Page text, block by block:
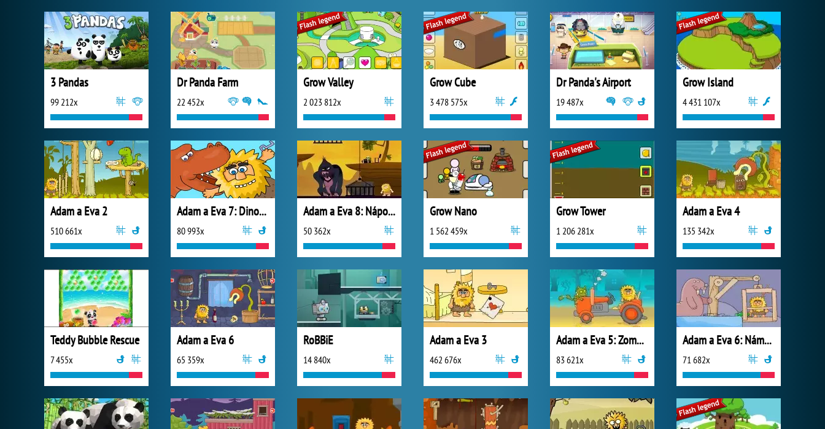
3 Pandas
99 212x
Dr Panda Farm
22 452x
Grow Valley
2 023 812x
Grow Cube
3 478 575x
Dr Panda's Airport
19 487x
Grow Island
4 431 107x
Adam a Eva 2
510 661x
Adam a Eva 7: Dinosauři
80 993x
Adam a Eva 8: Nápoj lásky
50 362x
Grow Nano
1 562 459x
Grow Tower
1 206 281x
Adam a Eva 4
135 342x
Teddy Bubble Rescue
7 455x
Adam a Eva 6
65 359x
RoBBiE
14 840x
Adam a Eva 3
462 676x
Adam a Eva 5: Zombíci
83 621x
Adam a Eva 6: Náměsíčnost
71 682x